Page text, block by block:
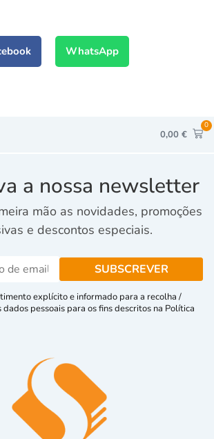
WhatsApp
0,00 €
0
a nossa newsletter
mão as novidades, promoções
e descontos especiais.
explícito e informado para a recolha /
pessoais para os fins descritos na Política